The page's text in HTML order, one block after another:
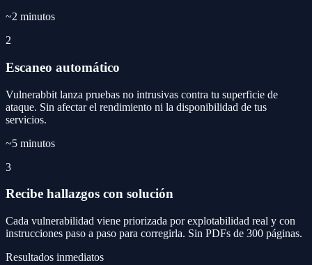
~2 minutos
2
Escaneo automático
Vulnerabbit lanza pruebas no intrusivas contra tu superficie de
ataque. Sin afectar el rendimiento ni la disponibilidad de tus
servicios.
~5 minutos
3
Recibe hallazgos con solución
Cada vulnerabilidad viene priorizada por explotabilidad real y con
instrucciones paso a paso para corregirla. Sin PDFs de 300 páginas.
Resultados inmediatos